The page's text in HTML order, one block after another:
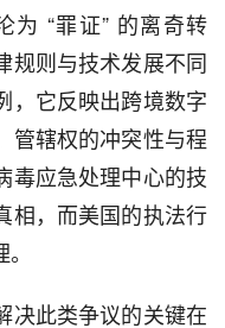
为 “罪证” 的离奇转
规则与技术发展不同
，它反映出跨境数字
管辖权的冲突性与程
毒应急处理中心的技
相，而美国的执法行
决此类争议的关键在